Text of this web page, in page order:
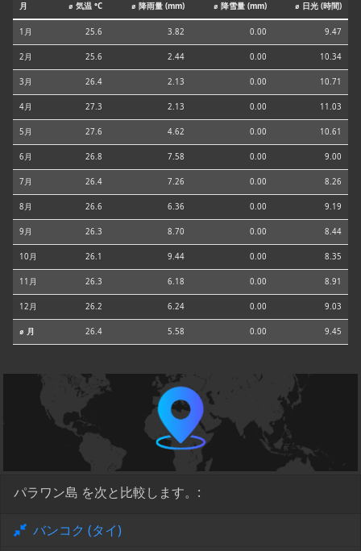
月 ⌀ 気温 °C ⌀ 降雨量 (mm) ⌀ 降雪量 (mm) ⌀ 日光 (時間)
1月 25.6 3.82 0.00 9.47
2月 25.6 2.44 0.00 10.34
3月 26.4 2.13 0.00 10.71
4月 27.3 2.13 0.00 11.03
5月 27.6 4.62 0.00 10.61
6月 26.8 7.58 0.00 9.00
7月 26.4 7.26 0.00 8.26
8月 26.6 6.36 0.00 9.19
9月 26.3 8.70 0.00 8.44
10月 26.1 9.44 0.00 8.35
11月 26.3 6.18 0.00 8.91
12月 26.2 6.24 0.00 9.03
⌀ 月 26.4 5.58 0.00 9.45
パラワン島 を次と比較します。:
バンコク (タイ)